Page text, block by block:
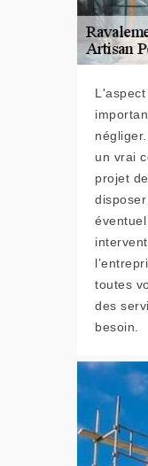
un vrai
projet
toutes
des
besoin.